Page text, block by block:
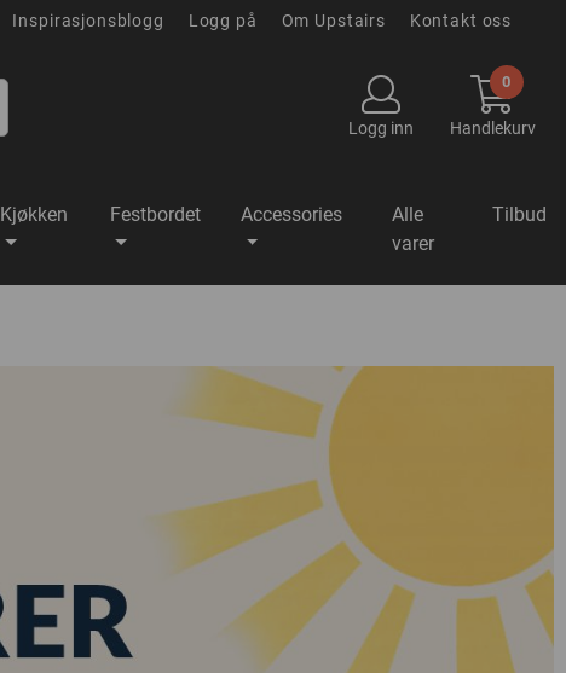
Inspirasjonsblogg Logg på Om Upstairs Kontakt oss
Logg inn
0
Handlekurv
Kjøkken Festbordet Accessories
Alle
varer
Tilbud